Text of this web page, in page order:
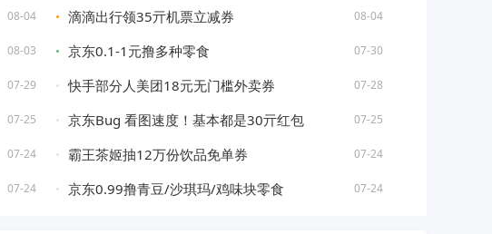
08-04 滴滴出行领35亓机票立减券 08-04
08-03 京东0.1-1元撸多种零食 07-30
07-29 快手部分人美团18元无门槛外卖券 07-28
07-25 京东Bug 看图速度！基本都是30亓红包 07-25
07-24 霸王茶姬抽12万份饮品免单券 07-24
07-24 京东0.99撸青豆/沙琪玛/鸡味块零食 07-24